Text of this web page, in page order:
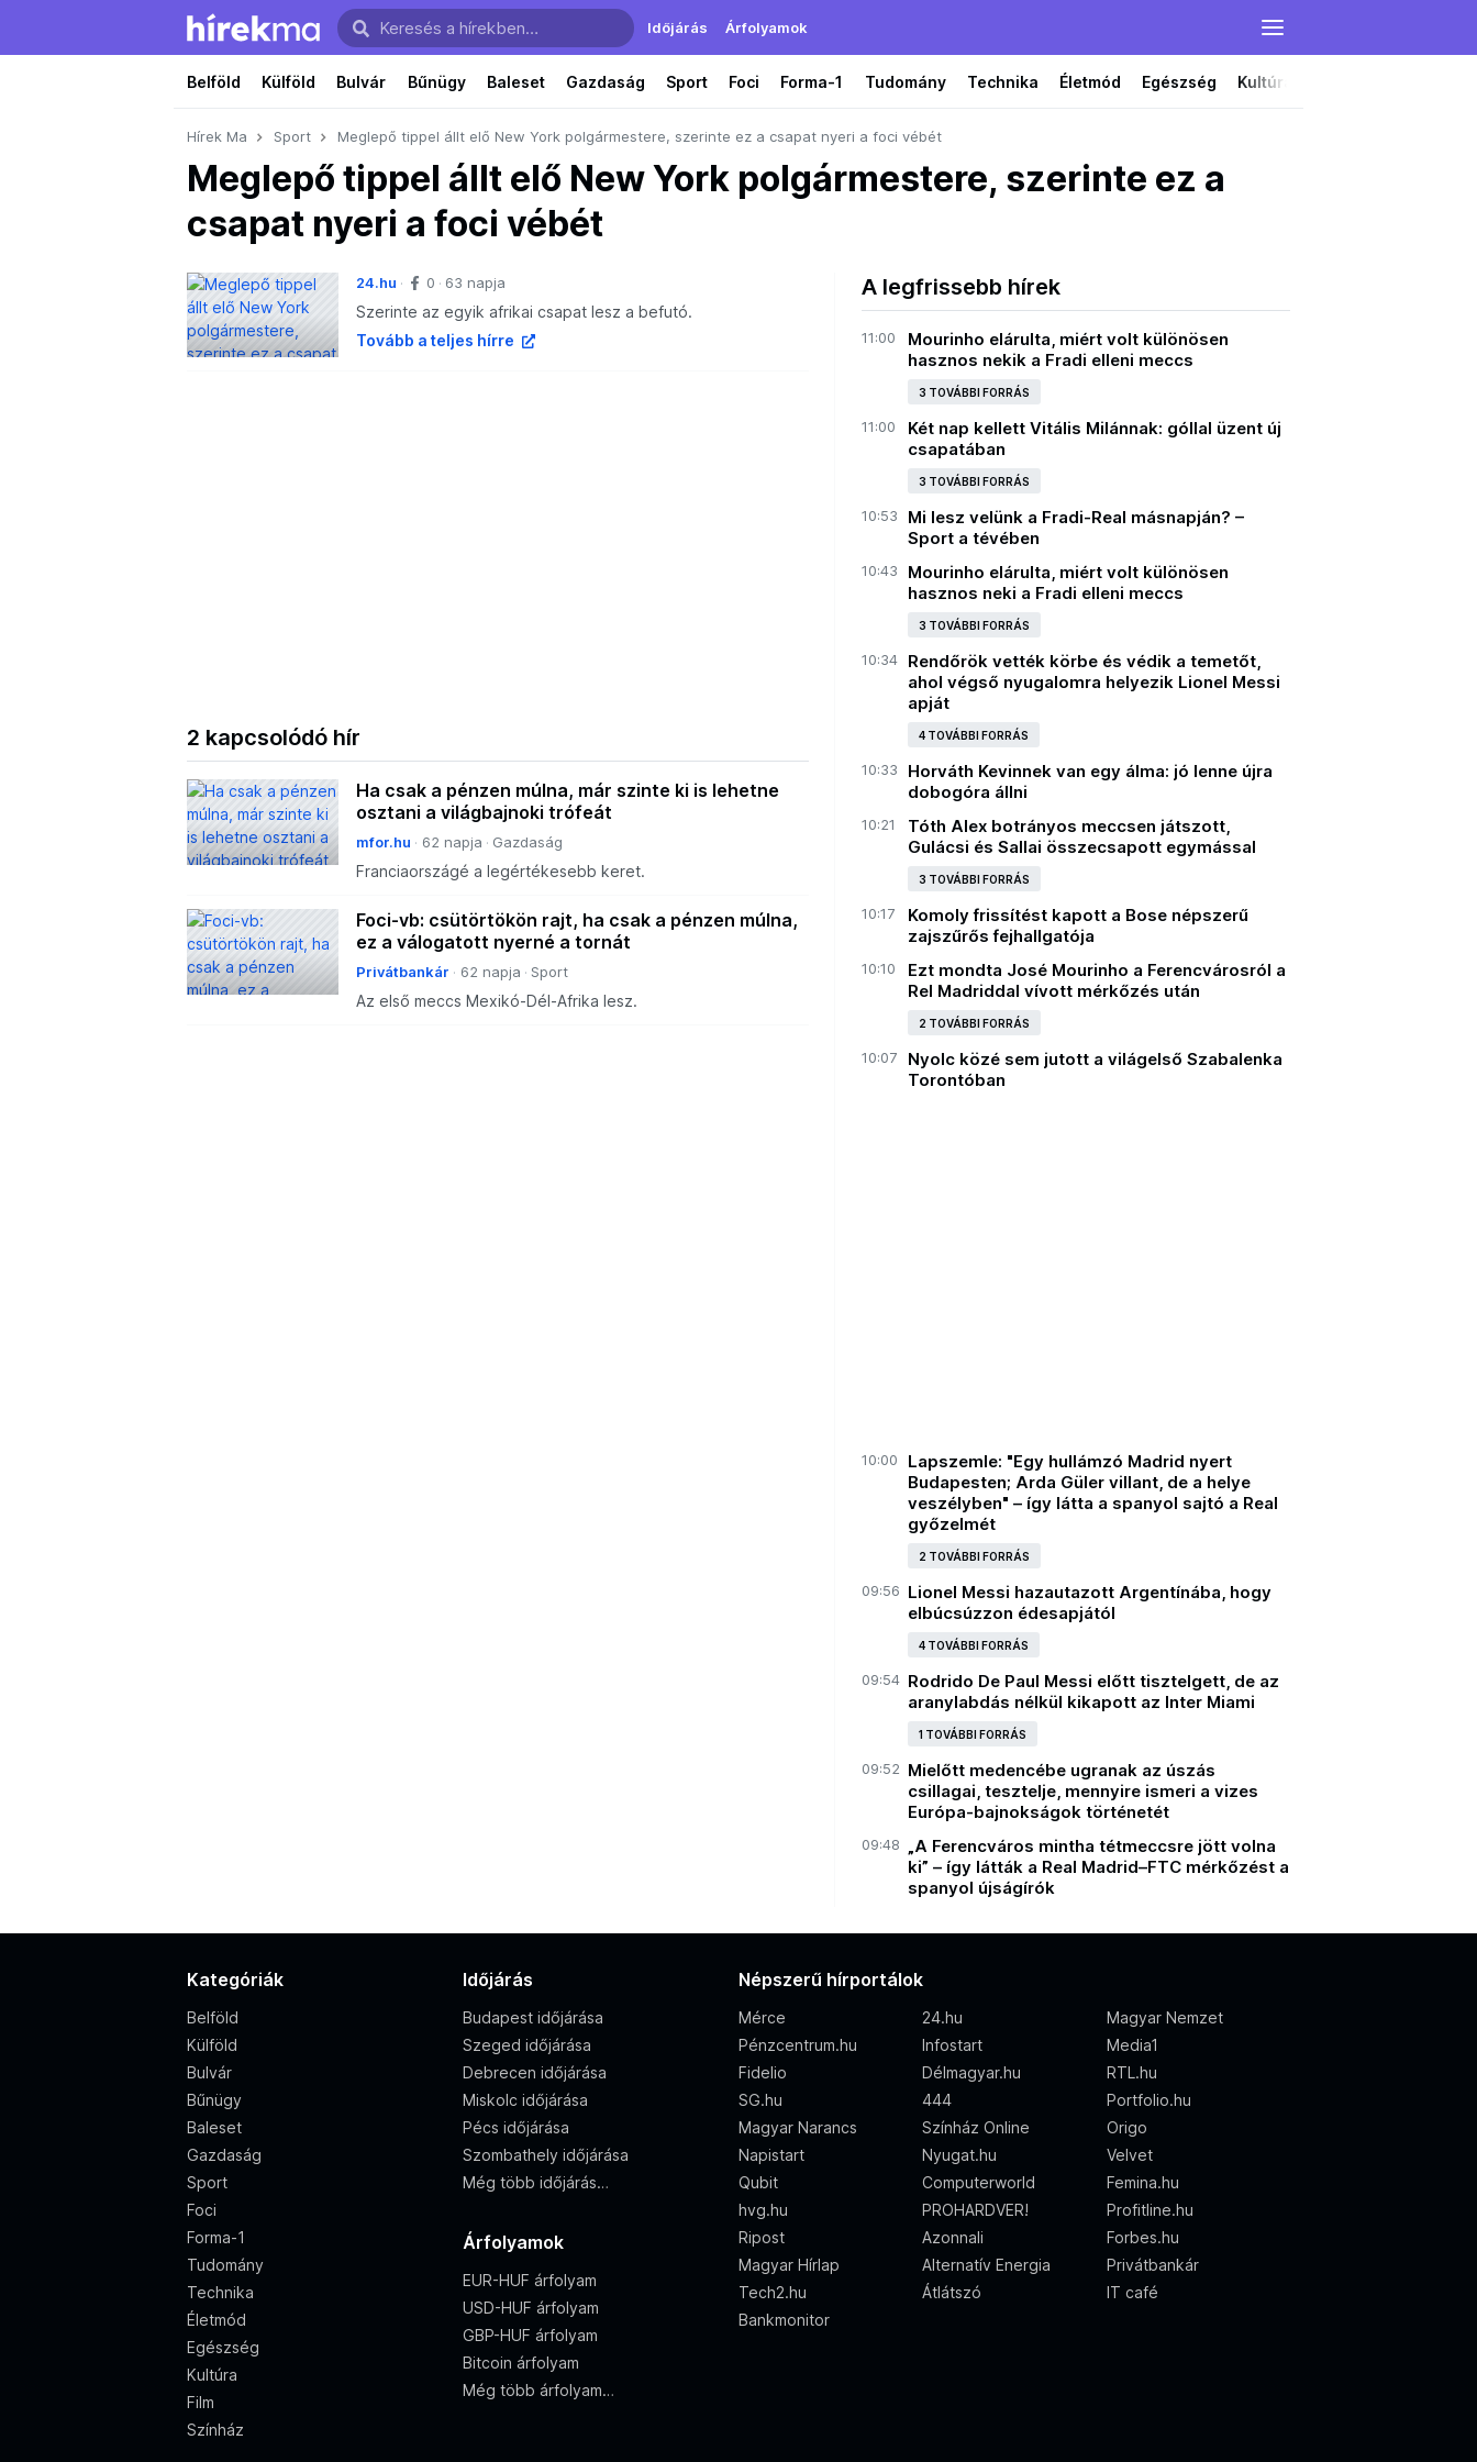
Időjárás Árfolyamok
Belföld Külföld Bulvár Bűnügy Baleset Gazdaság Sport Foci Forma-1 Tudomány Technika Életmód Egészség Kultúra
Hírek Ma Sport Meglepő tippel állt elő New York polgármestere, szerinte ez a csapat nyeri a foci vébét
Meglepő tippel állt elő New York polgármestere, szerinte ez a
csapat nyeri a foci vébét
24.hu 0 63 napja
Szerinte az egyik afrikai csapat lesz a befutó.
Tovább a teljes hírre
2 kapcsolódó hír
Ha csak a pénzen múlna, már szinte ki is lehetne
osztani a világbajnoki trófeát
mfor.hu 62 napja Gazdaság
Franciaországé a legértékesebb keret.
Foci-vb: csütörtökön rajt, ha csak a pénzen múlna,
ez a válogatott nyerné a tornát
Privátbankár 62 napja Sport
Az első meccs Mexikó-Dél-Afrika lesz.
A legfrissebb hírek
11:00
Mourinho elárulta, miért volt különösen
hasznos nekik a Fradi elleni meccs
3 TOVÁBBI FORRÁS
11:00
Két nap kellett Vitális Milánnak: góllal üzent új
csapatában
3 TOVÁBBI FORRÁS
10:53
Mi lesz velünk a Fradi-Real másnapján? –
Sport a tévében
10:43
Mourinho elárulta, miért volt különösen
hasznos neki a Fradi elleni meccs
3 TOVÁBBI FORRÁS
10:34
Rendőrök vették körbe és védik a temetőt,
ahol végső nyugalomra helyezik Lionel Messi
apját
4 TOVÁBBI FORRÁS
10:33
Horváth Kevinnek van egy álma: jó lenne újra
dobogóra állni
10:21
Tóth Alex botrányos meccsen játszott,
Gulácsi és Sallai összecsapott egymással
3 TOVÁBBI FORRÁS
10:17
Komoly frissítést kapott a Bose népszerű
zajszűrős fejhallgatója
10:10
Ezt mondta José Mourinho a Ferencvárosról a
Rel Madriddal vívott mérkőzés után
2 TOVÁBBI FORRÁS
10:07
Nyolc közé sem jutott a világelső Szabalenka
Torontóban
10:00
Lapszemle: "Egy hullámzó Madrid nyert
Budapesten; Arda Güler villant, de a helye
veszélyben" – így látta a spanyol sajtó a Real
győzelmét
2 TOVÁBBI FORRÁS
09:56 Lionel Messi hazautazott Argentínába, hogy
elbúcsúzzon édesapjától
4 TOVÁBBI FORRÁS
09:54 Rodrido De Paul Messi előtt tisztelgett, de az
aranylabdás nélkül kikapott az Inter Miami
1 TOVÁBBI FORRÁS
09:52 Mielőtt medencébe ugranak az úszás
csillagai, tesztelje, mennyire ismeri a vizes
Európa-bajnokságok történetét
09:48 „A Ferencváros mintha tétmeccsre jött volna
ki” – így látták a Real Madrid–FTC mérkőzést a
spanyol újságírók
Kategóriák
Belföld
Külföld
Bulvár
Bűnügy
Baleset
Gazdaság
Sport
Foci
Forma-1
Tudomány
Technika
Életmód
Egészség
Kultúra
Film
Színház
Időjárás
Budapest időjárása
Szeged időjárása
Debrecen időjárása
Miskolc időjárása
Pécs időjárása
Szombathely időjárása
Még több időjárás…
Árfolyamok
EUR-HUF árfolyam
USD-HUF árfolyam
GBP-HUF árfolyam
Bitcoin árfolyam
Még több árfolyam…
Népszerű hírportálok
Mérce 24.hu
Magyar Nemzet
Pénzcentrum.hu
Infostart
Media1
Fidelio
Délmagyar.hu
RTL.hu
SG.hu
444
Portfolio.hu
Magyar Narancs
Színház Online
Origo
Napistart
Nyugat.hu
Velvet
Qubit
Computerworld
Femina.hu
hvg.hu
PROHARDVER!
Profitline.hu
Ripost
Azonnali
Forbes.hu
Magyar Hírlap
Alternatív Energia
Privátbankár
Tech2.hu
Átlátszó
IT café
Bankmonitor